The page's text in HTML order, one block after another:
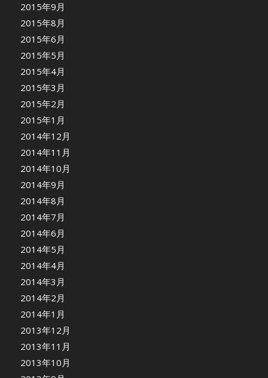
2015年9月
2015年8月
2015年6月
2015年5月
2015年4月
2015年3月
2015年2月
2015年1月
2014年12月
2014年11月
2014年10月
2014年9月
2014年8月
2014年7月
2014年6月
2014年5月
2014年4月
2014年3月
2014年2月
2014年1月
2013年12月
2013年11月
2013年10月